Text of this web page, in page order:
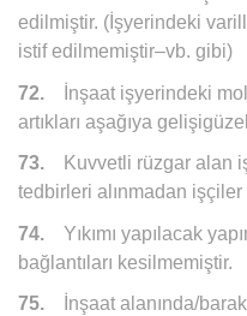
edilmiştir. (İşyerindeki
istif edilmemiştir–vb. gibi)
72.
İnşaat işyerindeki
artıkları aşağıya
73.
Kuvvetli rüzgar alan
tedbirleri alınmadan işçiler
74. Yıkımı yapılacak
bağlantıları kesilmemiştir.
75.
İnşaat alanında/